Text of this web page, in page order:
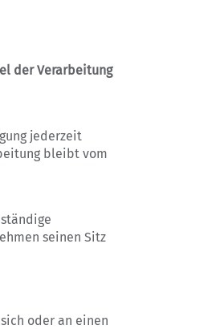
der Verarbeitung
jederzeit
bleibt vom
seinen Sitz
oder an einen